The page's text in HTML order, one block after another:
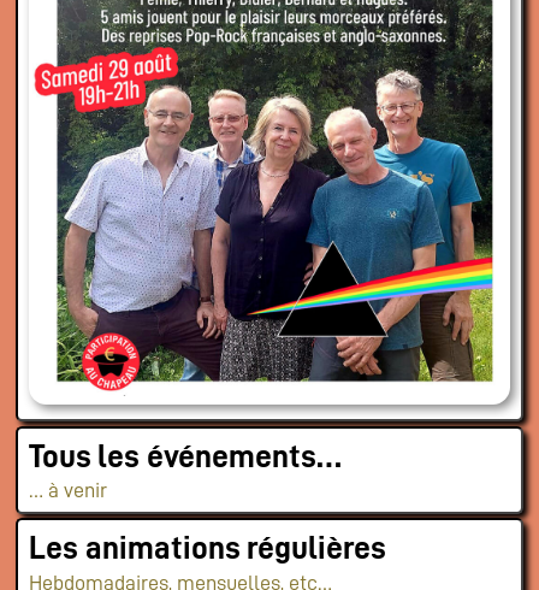
Tous les événements…
… à venir
Les animations régulières
Hebdomadaires, mensuelles, etc…